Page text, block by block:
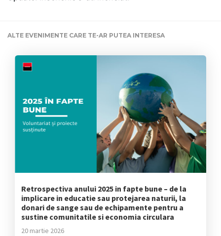
ALTE EVENIMENTE CARE TE-AR PUTEA INTERESA
Retrospectiva anului 2025 in fapte bune – de la
implicare in educatie sau protejarea naturii, la
donari de sange sau de echipamente pentru a
sustine comunitatile si economia circulara
20 martie 2026